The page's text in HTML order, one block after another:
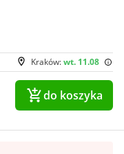
Kraków:wt. 11.08
do koszyka